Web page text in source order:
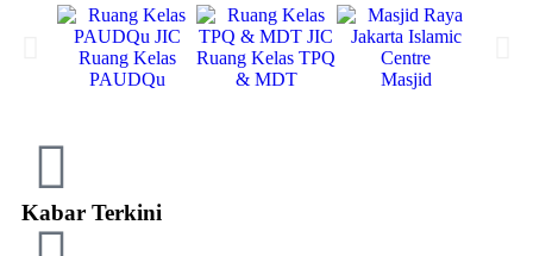
Ruang Kelas
PAUDQu
Ruang Kelas TPQ
& MDT
Masjid
Kabar Terkini